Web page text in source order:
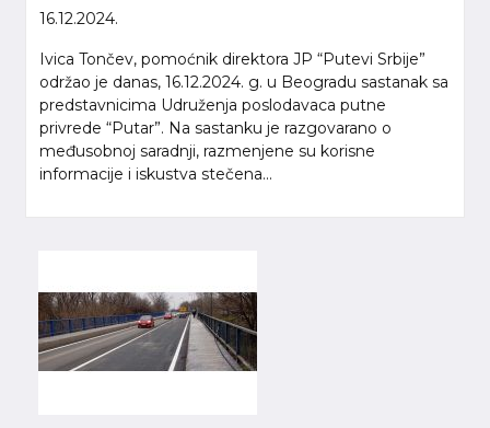
16.12.2024.
Ivica Tončev, pomoćnik direktora JP “Putevi Srbije”
održao je danas, 16.12.2024. g. u Beogradu sastanak sa
predstavnicima Udruženja poslodavaca putne
privrede “Putar”. Na sastanku je razgovarano o
međusobnoj saradnji, razmenjene su korisne
informacije i iskustva stečena...